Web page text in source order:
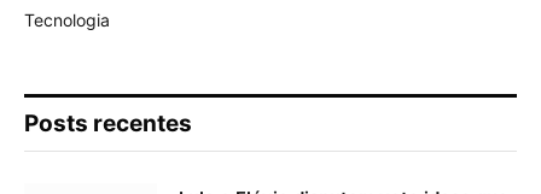
Tecnologia
Posts recentes